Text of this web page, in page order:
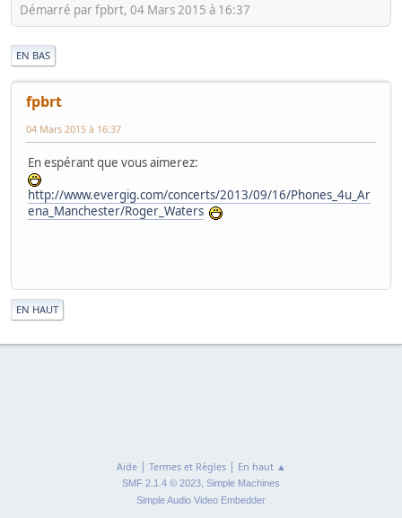
Démarré par fpbrt, 04 Mars 2015 à 16:37
EN BAS
fpbrt
04 Mars 2015 à 16:37
En espérant que vous aimerez:
http://www.evergig.com/concerts/2013/09/16/Phones_4u_Ar
ena_Manchester/Roger_Waters
EN HAUT
Aide| Termes et Règles| En haut ▲
SMF 2.1.4 © 2023, Simple Machines
Simple Audio Video Embedder